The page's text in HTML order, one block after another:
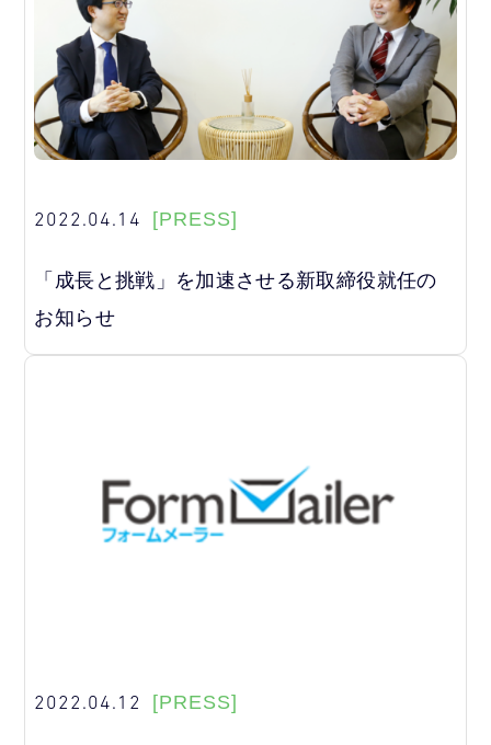
2022.04.14 [PRESS]
「成長と挑戦」を加速させる新取締役就任の
お知らせ
2022.04.12 [PRESS]